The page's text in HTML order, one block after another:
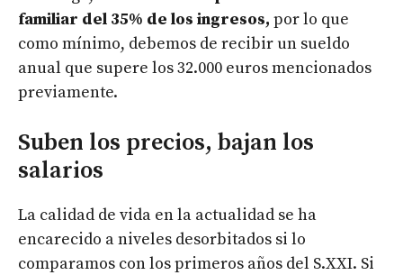
familiar del 35% de los ingresos, por lo que
como mínimo, debemos de recibir un sueldo
anual que supere los 32.000 euros mencionados
previamente.
Suben los precios, bajan los
salarios
La calidad de vida en la actualidad se ha
encarecido a niveles desorbitados si lo
comparamos con los primeros años del S.XXI. Si